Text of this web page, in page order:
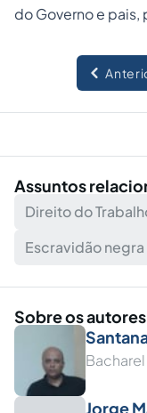
do Governo e pais,
Assuntos
Direito do
Escravidão negra
Sobre os autores
Jorge